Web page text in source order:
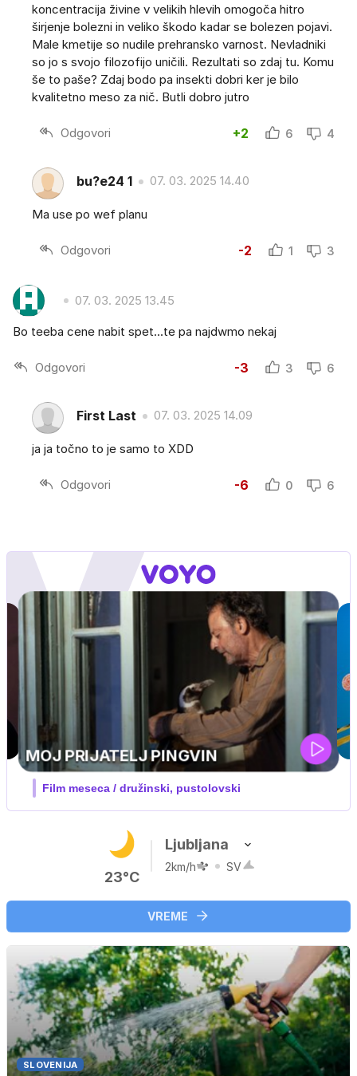
koncentracija živine v velikih hlevih omogoča hitro
širjenje bolezni in veliko škodo kadar se bolezen pojavi.
Male kmetije so nudile prehransko varnost. Nevladniki
so jo s svojo filozofijo uničili. Rezultati so zdaj tu. Komu
še to paše? Zdaj bodo pa insekti dobri ker je bilo
kvalitetno meso za nič. Butli dobro jutro
Odgovori +2 6 4
bu?e24 1 07. 03. 2025 14.40
Ma use po wef planu
Odgovori -2 1 3
07. 03. 2025 13.45
Bo teeba cene nabit spet...te pa najdwmo nekaj
Odgovori -3 3 6
First Last 07. 03. 2025 14.09
ja ja točno to je samo to XDD
Odgovori -6 0 6
IQ 160
Nova hrvaška serija
23°C
Ljubljana
2km/h SV
VREME
SLOVENIJA